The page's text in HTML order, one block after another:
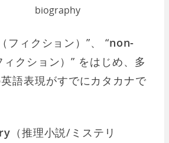
biography
（フィクション）”、 “non-
ィクション）” をはじめ、多
語表現がすでにカタカナで
（推理小説/ミステリ